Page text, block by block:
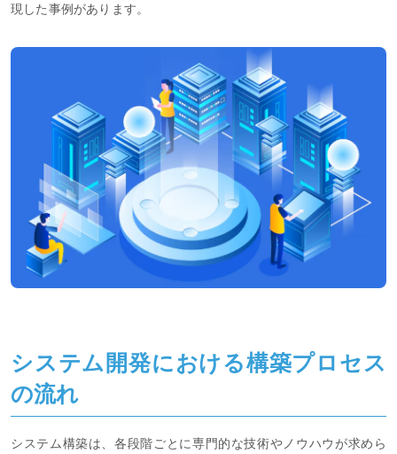
現した事例があります。
システム開発における構築プロセス
の流れ
システム構築は、各段階ごとに専門的な技術やノウハウが求めら